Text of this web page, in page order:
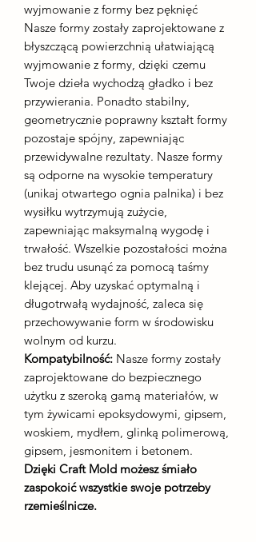
wyjmowanie z formy bez pęknięć
Nasze formy zostały zaprojektowane z
błyszczącą powierzchnią ułatwiającą
wyjmowanie z formy, dzięki czemu
Twoje dzieła wychodzą gładko i bez
przywierania. Ponadto stabilny,
geometrycznie poprawny kształt formy
pozostaje spójny, zapewniając
przewidywalne rezultaty. Nasze formy
są odporne na wysokie temperatury
(unikaj otwartego ognia palnika) i bez
wysiłku wytrzymują zużycie,
zapewniając maksymalną wygodę i
trwałość. Wszelkie pozostałości można
bez trudu usunąć za pomocą taśmy
klejącej. Aby uzyskać optymalną i
długotrwałą wydajność, zaleca się
przechowywanie form w środowisku
wolnym od kurzu.
Kompatybilność: Nasze formy zostały
zaprojektowane do bezpiecznego
użytku z szeroką gamą materiałów, w
tym żywicami epoksydowymi, gipsem,
woskiem, mydłem, glinką polimerową,
gipsem, jesmonitem i betonem.
Dzięki Craft Mold możesz śmiało
zaspokoić wszystkie swoje potrzeby
rzemieślnicze.